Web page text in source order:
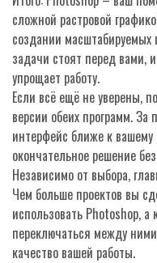
сложной растровой
создании масштабируемых
задачи стоят перед вами,
упрощает работу.
Если всё ещё не уверены,
версии обеих программ. За
интерфейс ближе к
окончательное решение
Независимо от выбора,
Чем больше проектов вы
использовать Photoshop,
переключаться между
качество вашей работы.